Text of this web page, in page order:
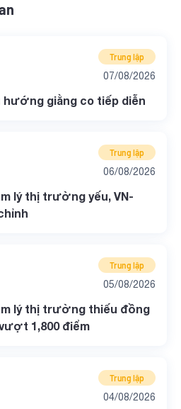
Trung lập
07/08/2026
hướng giằng co tiếp diễn
Trung lập
06/08/2026
lý thị trường yếu, VN-
Trung lập
05/08/2026
lý thị trường thiếu đồng
1,800 điểm
Trung lập
04/08/2026